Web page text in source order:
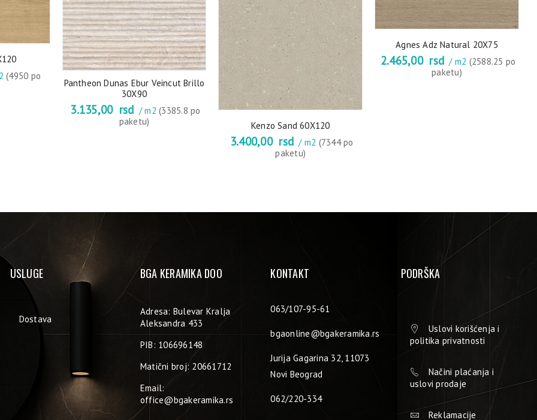
(4950 po
Pantheon Dunas Ebur Veincut Brillo
30X90
3.135,00 rsd / m2(3385.8 po
paketu)
Kenzo Sand 60X120
3.400,00 rsd / m2 (7344 po
paketu)
Agnes Adz Natural 20X75
2.465,00 rsd / m2 (2588.25 po
paketu)
USLUGE
Dostava
BGA KERAMIKA DOO
Adresa: Bulevar Kralja
Aleksandra 433
PIB: 106696148
Matični broj: 20661712
Email:
office@bgakeramika.rs
KONTAKT
063/107-95-61
bgaonline@bgakeramika.rs
Jurija Gagarina 32, 11073
Novi Beograd
062/220-334
PODRŠKA
Uslovi korišćenja i
politika privatnosti
Načini plaćanja i
uslovi prodaje
Reklamacije